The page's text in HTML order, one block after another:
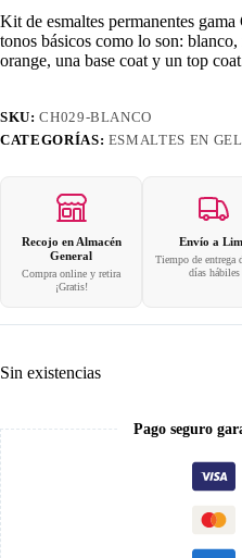
era:
S/42.00.
es:
S/37.80.
Kit de esmaltes permanentes
tonos básicos como lo son:
orange, una base coat y un top
SKU:CH029-BLANCO
CATEGORÍAS: ESMALTES EN GEL
Recojo en Almacén
General
Compra online y retira
¡Gratis!
Envío a
Tiempo de entrega
días hábiles
Sin existencias
Pago seguro